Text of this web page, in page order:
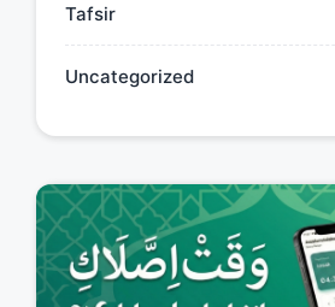
Tafsir
Uncategorized